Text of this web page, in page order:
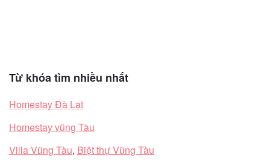
Từ khóa tìm nhiều nhất
Homestay Đà Lạt
Homestay vũng Tàu
Villa Vũng Tàu, Biệt thự Vũng Tàu